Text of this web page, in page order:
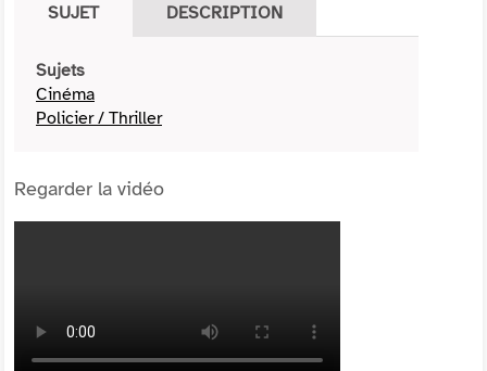
SUJET DESCRIPTION
Sujets
Cinéma
Policier / Thriller
Regarder la vidéo